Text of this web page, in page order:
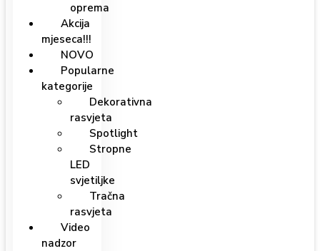
oprema
Akcija
mjeseca!!!
NOVO
Popularne
kategorije
Dekorativna
rasvjeta
Spotlight
Stropne
LED
svjetiljke
Tračna
rasvjeta
Video
nadzor